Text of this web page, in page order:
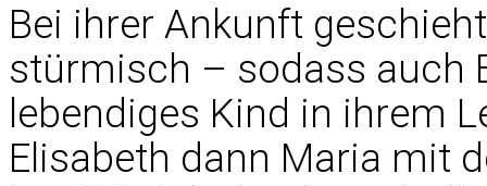
Bei ihrer Ankunft
stürmisch – sodass auch
lebendiges Kind in ihrem
Elisabeth dann Maria mit